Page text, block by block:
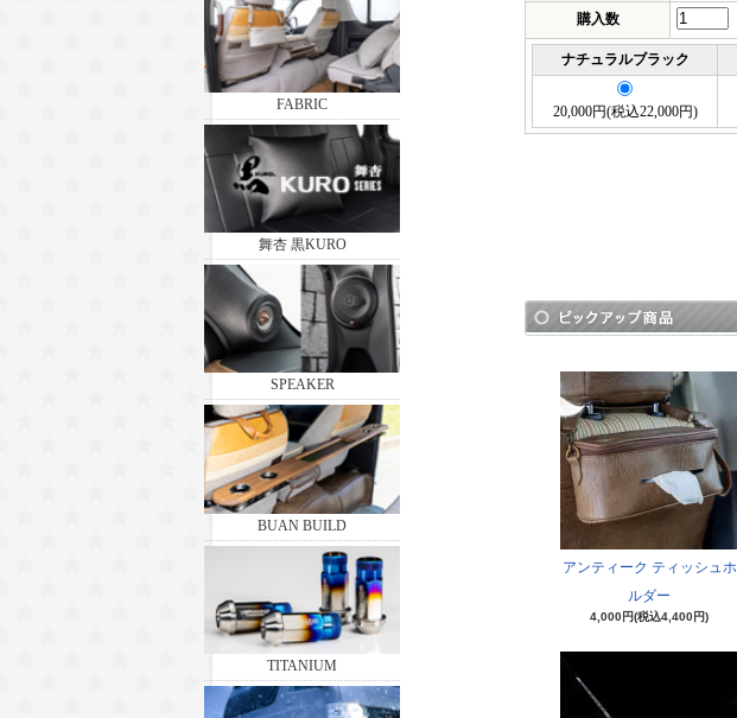
FABRIC
舞杏 黒KURO
SPEAKER
BUAN BUILD
TITANIUM
購入数
ナチュラルブラック
20,000円(税込22,000円)
アンティーク ティッシュホ
ルダー
4,000円(税込4,400円)